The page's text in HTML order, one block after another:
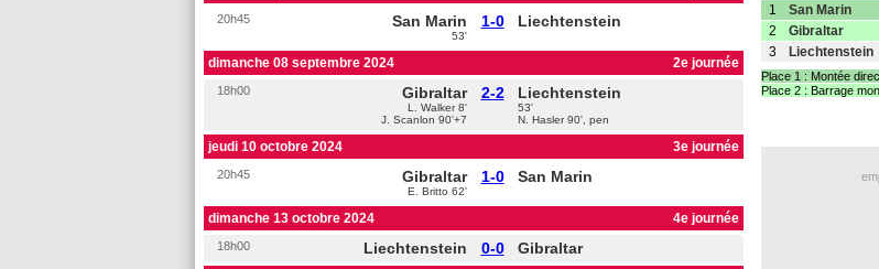
20h45 San Marin 1-0 Liechtenstein
53'
dimanche 08 septembre 2024 2e journée
18h00 Gibraltar 2-2 Liechtenstein
L. Walker 8'
J. Scanlon 90'+7
53'
N. Hasler 90', pen
jeudi 10 octobre 2024 3e journée
20h45 Gibraltar 1-0 San Marin
E. Britto 62'
dimanche 13 octobre 2024 4e journée
18h00 Liechtenstein 0-0 Gibraltar
1 San Marin
2 Gibraltar
3 Liechtenstein
Place 1 : Montée
Place 2 : Barrage